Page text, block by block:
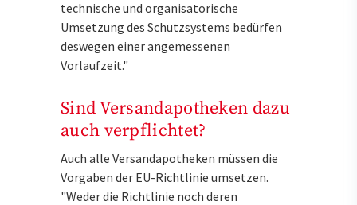
technische und organisatorische
Umsetzung des Schutzsystems bedürfen
deswegen einer angemessenen
Vorlaufzeit."
Sind Versandapotheken dazu
auch verpflichtet?
Auch alle Versandapotheken müssen die
Vorgaben der EU-Richtlinie umsetzen.
"Weder die Richtlinie noch deren